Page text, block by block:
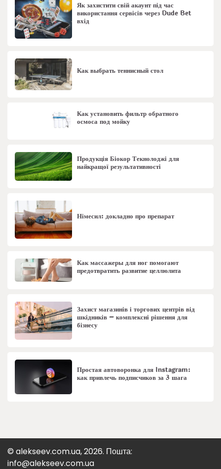
Як захистити свій акаунт під час
використання сервісів через Dude Bet
вхід
Как выбрать теннисный стол
Как установить фильтр обратного
осмоса под мойку
Продукція Біокор Текнолоджі для
найкращої результативності
Німесил: докладно про препарат
Как массажеры для ног помогают
предотвратить развитие целлюлита
Захист магазинів і торгових центрів від
шкідників – комплексні рішення для
бізнесу
Простая автоворонка для Instagram:
как привлечь подписчиков за 3 шага
© alekseev.com.ua, 2026. Пошта:
info@alekseev.com.ua